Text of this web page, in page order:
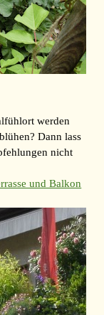
werden
Dann lass
nicht
und Balkon